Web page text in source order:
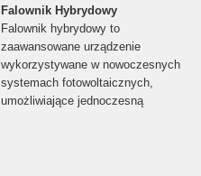
Falownik Hybrydowy
Falownik hybrydowy to
zaawansowane urządzenie
wykorzystywane w nowoczesnych
systemach fotowoltaicznych,
umożliwiające jednoczesną